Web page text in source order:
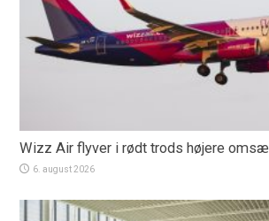
Wizz Air flyver i rødt trods højere
6. august 2026